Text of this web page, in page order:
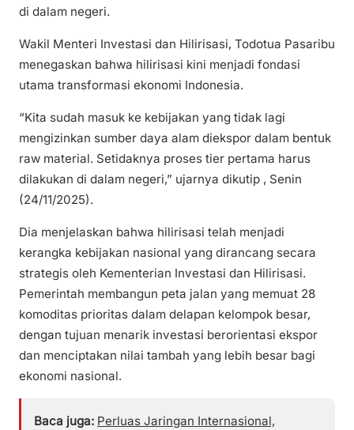
di dalam negeri.
Wakil Menteri Investasi dan Hilirisasi, Todotua Pasaribu
menegaskan bahwa hilirisasi kini menjadi fondasi
utama transformasi ekonomi Indonesia.
“Kita sudah masuk ke kebijakan yang tidak lagi
mengizinkan sumber daya alam diekspor dalam bentuk
raw material. Setidaknya proses tier pertama harus
dilakukan di dalam negeri,” ujarnya dikutip , Senin
(24/11/2025).
Dia menjelaskan bahwa hilirisasi telah menjadi
kerangka kebijakan nasional yang dirancang secara
strategis oleh Kementerian Investasi dan Hilirisasi.
Pemerintah membangun peta jalan yang memuat 28
komoditas prioritas dalam delapan kelompok besar,
dengan tujuan menarik investasi berorientasi ekspor
dan menciptakan nilai tambah yang lebih besar bagi
ekonomi nasional.
Baca juga: Perluas Jaringan Internasional,